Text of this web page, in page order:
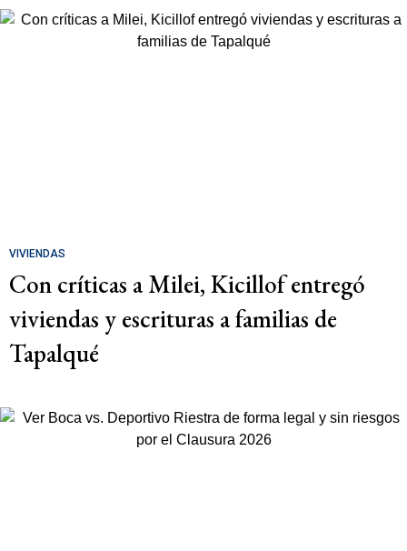
VIVIENDAS
Con críticas a Milei, Kicillof entregó
viviendas y escrituras a familias de
Tapalqué